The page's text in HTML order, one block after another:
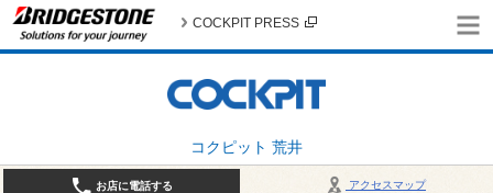
コクピット 荒井
COCKPIT PRESS
アクセスマップ
お店に電話する